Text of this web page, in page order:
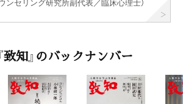
致知』のバックナンバー